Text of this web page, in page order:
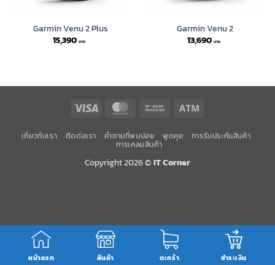
Garmin Venu 2 Plus
15,390
Garmin Venu 2
13,690
หน้าแรก สินค้า ตะกร้า ชำระเงิน
Visa MasterCard Bank
เกี่ยวกับเรา ติดต่อเรา คำถามที่พบบ่อย พูดคุย การรับประกันสินค้า
การเคลมสินค้า
Copyright 2026 ©IT Corner